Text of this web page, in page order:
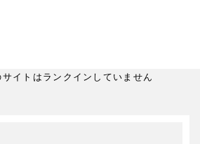
イトはランクインしていません